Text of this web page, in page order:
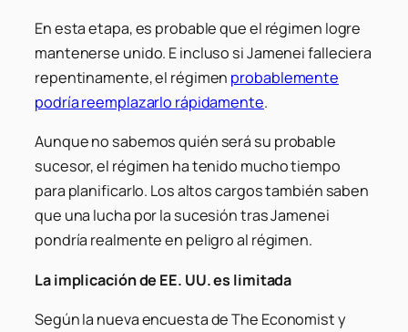
En esta etapa, es probable que el régimen logre
mantenerse unido. E incluso si Jamenei falleciera
repentinamente, el régimen probablemente
podría reemplazarlo rápidamente.
Aunque no sabemos quién será su probable
sucesor, el régimen ha tenido mucho tiempo
para planificarlo. Los altos cargos también saben
que una lucha por la sucesión tras Jamenei
pondría realmente en peligro al régimen.
La implicación de EE. UU. es limitada
Según la nueva encuesta de The Economist y